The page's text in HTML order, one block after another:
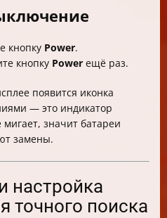
кнопку Power.
кнопку Power ещё раз.
появится иконка
— это индикатор
значит батареи
замены.
настройка
точного поиска